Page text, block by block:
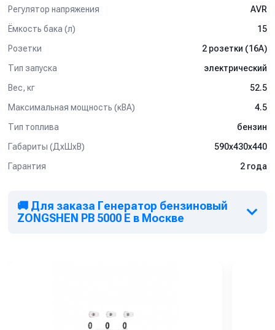
Регулятор напряжения
AVR
Ёмкость бака (л)
15
Розетки
2 розетки (16A)
Тип запуска
электрический
Вес, кг
52.5
Максимальная мощность (кВА)
4.5
Тип топлива
бензин
Габариты (ДхШхВ)
590х430х440
Гарантия
2 года
🚚 Для заказа Генератор бензиновый
ZONGSHEN PB 5000 E в Москве